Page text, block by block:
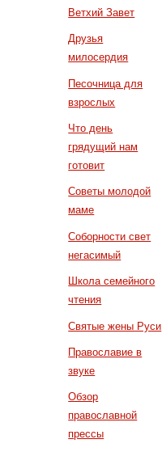
Ветхий Завет
Друзья
милосердия
Песочница для
взрослых
Что день
грядущий нам
готовит
Советы молодой
маме
Соборности свет
негасимый
Школа семейного
чтения
Святые жены Руси
Православие в
звуке
Обзор
православной
прессы